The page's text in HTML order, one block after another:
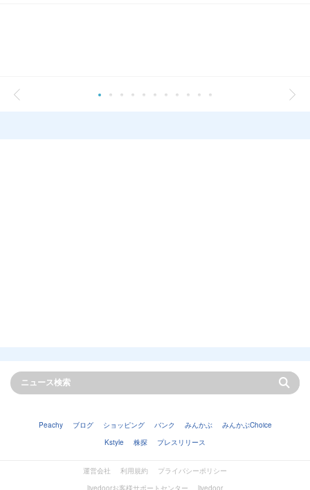
Peachy ブログ ショッピング バンク みんかぶ
みんかぶChoice
Kstyle
株探 プレスリリース
運営会社 利用規約
プライバシーポリシー
livedoorお客様サポートセンター
livedoor